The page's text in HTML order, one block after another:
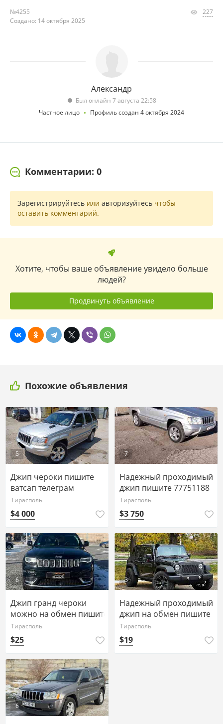
№4255
Создано: 14 октября 2025
227
Александр
Был онлайн 7 августа 22:58
Частное лицо
Профиль создан 4 октября 2024
Комментарии: 0
Зарегистрируйтесь или авторизуйтесь чтобы
оставить комментарий.
Хотите, чтобы ваше объявление увидело больше
людей?
Продвинуть объявление
Похожие объявления
5
Джип чероки пишите
ватсап телеграм
77751188
Тирасполь
$4 000
7
Надежный проходимый
джип пишите 77751188
Тирасполь
$3 750
6
Джип гранд чероки
можно на обмен пишите
77751188
Тирасполь
$25
3
Надежный проходимый
джип на обмен пишите
77751188 ватсап
телеграм
Тирасполь
$19
6